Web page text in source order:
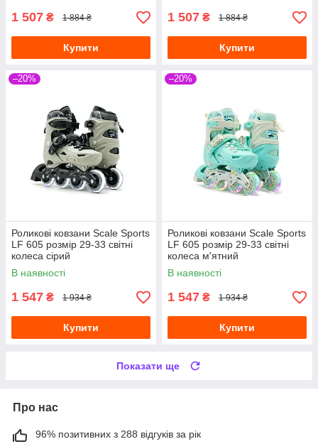
1 507 ₴ 1 884 ₴
Купити
1 507 ₴ 1 884 ₴
Купити
–20%
Роликові ковзани Scale Sports
LF 605 розмір 29-33 світні
колеса сірий
В наявності
1 547 ₴ 1 934 ₴
Купити
–20%
Роликові ковзани Scale Sports
LF 605 розмір 29-33 світні
колеса м'ятний
В наявності
1 547 ₴ 1 934 ₴
Купити
Показати ще
Про нас
96% позитивних з 288 відгуків за рік